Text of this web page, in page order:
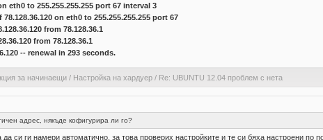
eth0 to 255.255.255.255 port 67 interval 3
78.128.36.120 on eth0 to 255.255.255.255 port 67
from 78.128.36.1
from 78.128.36.1
-- renewal in 293 seconds.
за начинаещи / Настройка на хардуер / Re: UBUNTU 12.04 проблем с нета
адрес, някъде кофигурира ли го?
да си ги намери автоматично, за това проверих настройките и те си бяха настроени